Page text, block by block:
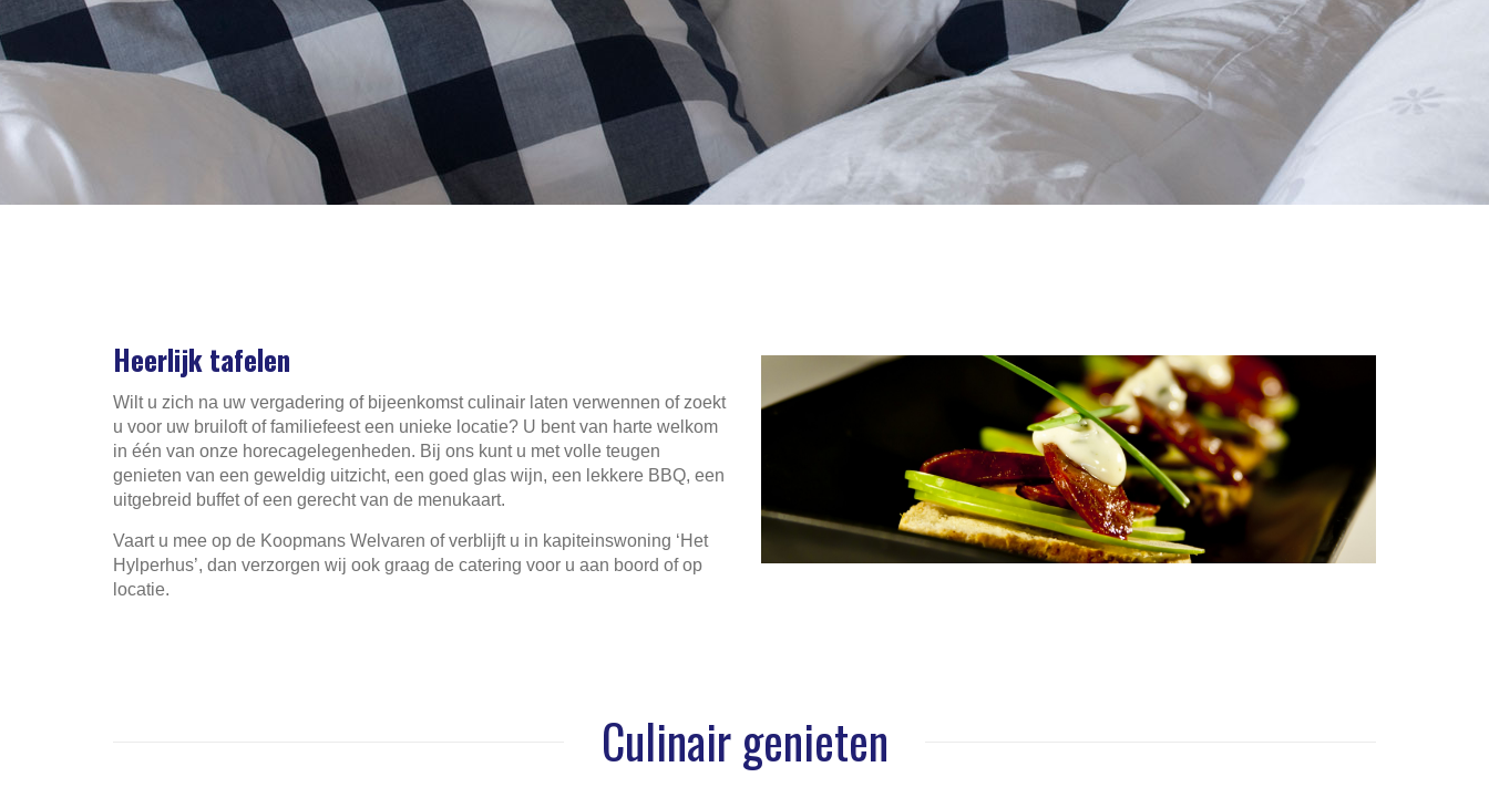
Heerlijk tafelen
Wilt u zich na uw vergadering of bijeenkomst culinair laten verwennen of zoekt
u voor uw bruiloft of familiefeest een unieke locatie? U bent van harte welkom
in één van onze horecagelegenheden. Bij ons kunt u met volle teugen
genieten van een geweldig uitzicht, een goed glas wijn, een lekkere BBQ, een
uitgebreid buffet of een gerecht van de menukaart.
Vaart u mee op de Koopmans Welvaren of verblijft u in kapiteinswoning ‘Het
Hylperhus’, dan verzorgen wij ook graag de catering voor u aan boord of op
locatie.
Culinair genieten